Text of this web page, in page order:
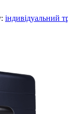
індивідуальний